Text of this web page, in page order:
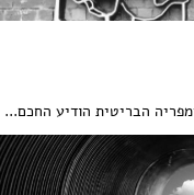
הבריטית הודיע החכם...